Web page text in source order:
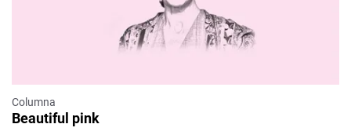
Columna
Beautiful pink